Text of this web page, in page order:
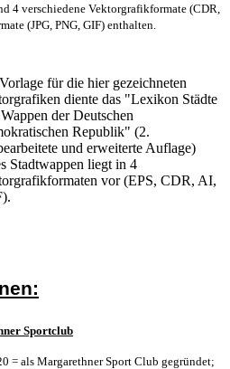
4 verschiedene Vektorgrafikformate (CDR,
(JPG, PNG, GIF) enthalten.
für die hier gezeichneten
diente das "Lexikon Städte
der Deutschen
Republik" (2.
und erweiterte Auflage)
Stadtwappen liegt in 4
vor (EPS, CDR, AI,
Sportclub
= als Margarethner Sport Club gegründet;